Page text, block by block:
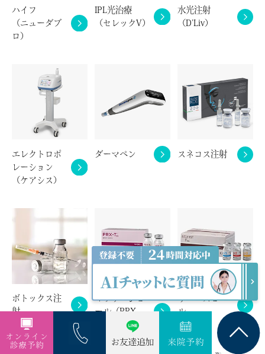
ハイフ
（ニューダブ
ロ）
IPL光治療
（セレックV）
水光注射
（D’Liv）
エレクトロポ
レーション
（ケアシス）
ダーマペン スネコス注射
ボトックス注
射
マッサージピ
ール（PRX-
リバースピー
ル